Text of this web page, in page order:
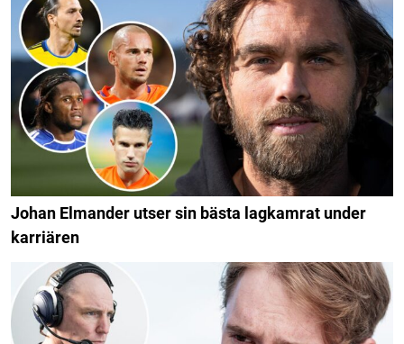
Johan Elmander utser sin bästa lagkamrat under
karriären